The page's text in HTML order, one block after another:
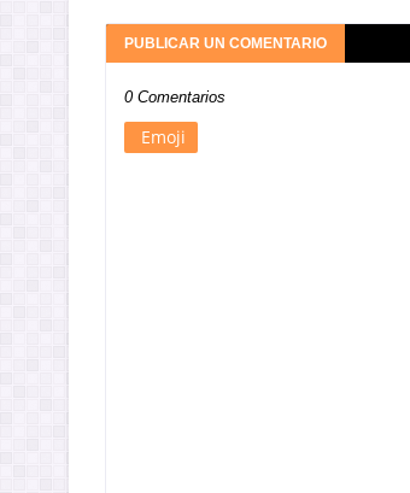
PUBLICAR UN COMENTARIO
0 Comentarios
Emoji